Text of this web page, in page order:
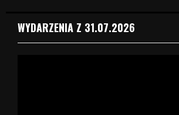
WYDARZENIA Z 31.07.2026